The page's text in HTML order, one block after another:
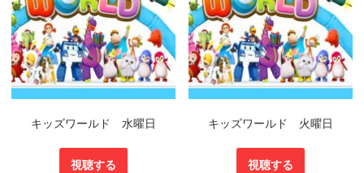
キッズワールド 水曜日
視聴する
キッズワールド 火曜日
視聴する